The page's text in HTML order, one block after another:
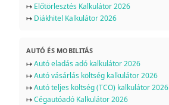
↦ Előtörlesztés Kalkulátor 2026
↦ Diákhitel Kalkulátor 2026
AUTÓ ÉS MOBILITÁS
↦Autó eladás adó kalkulátor 2026
↦Autó vásárlás költség kalkulátor 2026
↦Autó teljes költség (TCO) kalkulátor 2026
↦Cégautóadó Kalkulátor 2026